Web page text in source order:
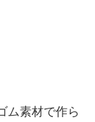
ム素材で作ら